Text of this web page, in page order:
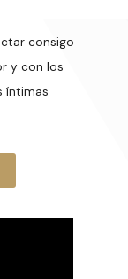
consigo
y con los
íntimas